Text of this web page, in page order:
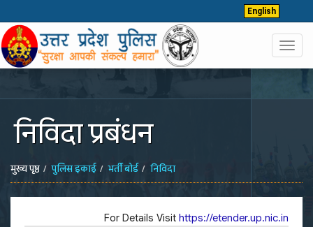
English
निविदा प्रबंधन
मुख्य पृष्ठ पुलिस इकाई भर्ती बोर्ड निविदा
For Details Visit https://etender.up.nic.in